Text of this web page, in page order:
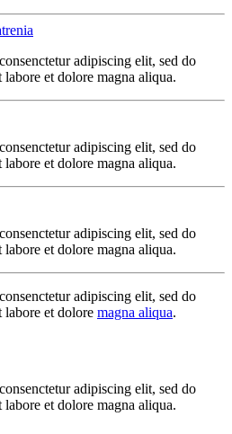
adipiscing elit, sed do
et dolore magna aliqua.
adipiscing elit, sed do
et dolore magna aliqua.
adipiscing elit, sed do
et dolore magna aliqua.
adipiscing elit, sed do
et dolore magna aliqua.
adipiscing elit, sed do
et dolore magna aliqua.